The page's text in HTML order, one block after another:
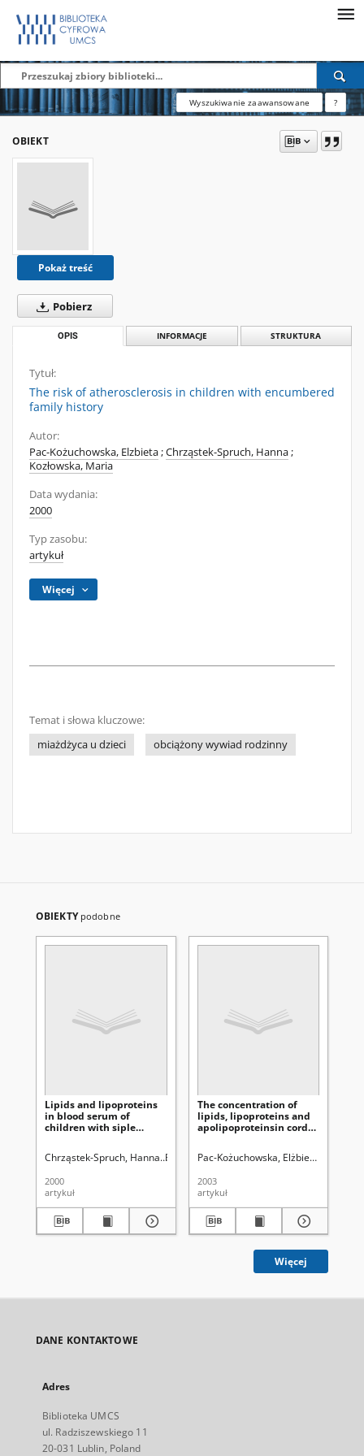
Wyszukiwanie zaawansowane ?
OBIEKT
Pokaż treść
Pobierz
OPIS INFORMACJE STRUKTURA
Tytuł:
The risk of atherosclerosis in children with encumbered
family history
Autor:
Pac-Kożuchowska, Elzbieta;Chrząstek-Spruch, Hanna;
Kozłowska, Maria
Data wydania:
2000
Typ zasobu:
artykuł
Więcej
Temat i słowa kluczowe:
miażdżyca u dzieci
obciążony wywiad rodzinny
OBIEKTY podobne
Lipids and lipoproteins
in blood serum of
children with siple
Chrząstek-Spruch, Hanna Pac-Kożuchowska, Elzbieta Kozłowska,
2000
artykuł
The concentration of
lipids, lipoproteins and
apolipoproteinsin cord
newborns in the
courseof intrauterine
Pac-Kożuchowska, Elżbieta.
2003
artykuł
Więcej
DANE KONTAKTOWE
Adres
Biblioteka UMCS
ul. Radziszewskiego 11
20-031 Lublin, Poland